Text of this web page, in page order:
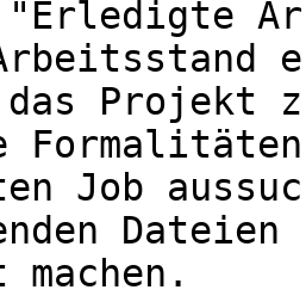
Projekt
Job